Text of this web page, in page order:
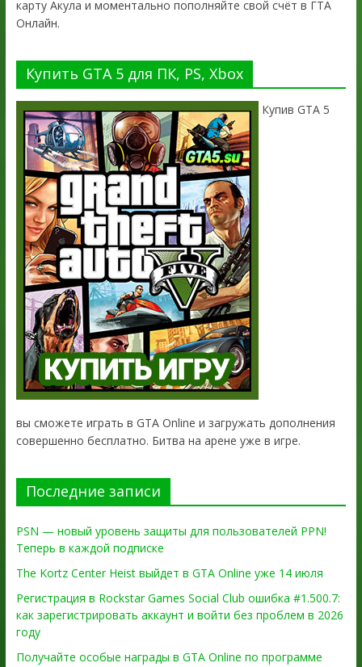
карту Акула и моментально пополняйте свой счёт в ГТА
Онлайн.
Купить GTA 5 для ПК, PS, Xbox
Купив GTA 5
вы сможете играть в GTA Online и загружать дополнения
совершенно бесплатно. Битва на арене уже в игре.
Последние записи
PSN — новый уровень защиты для пользователей PPN!
Теперь в каждой подписке
The Kortz Center Heist выйдет в GTA Online уже 14 июля
Регистрация в Rockstar Games Social Club ошибка #1.500.7:
как зарегистрировать аккаунт и войти без проблем в 2026
году
Получайте особые награды в GTA Online по программе